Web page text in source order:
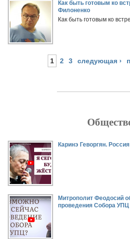
Как быть готовым ко
Филоненко
Как быть готовым ко
1 2 3 следующая ›
Каринэ Геворгян.
Митрополит Феодосий
проведения Собора УПЦ
Страницы